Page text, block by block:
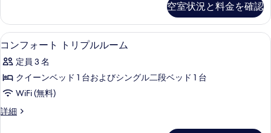
て
の
写
真
を
表
示
細
写
真
を
表
示
す
る
の
詳
細
空室状況と料金を確認
コ
ン
フ
ォ
ト
セーフティボックス (室内)、デスク
7
コンフォート トリプルルーム
定員 3 名
クイーンベッド 1 台およびシングル二段ベッド 1 台
WiFi (無料)
詳細
コ